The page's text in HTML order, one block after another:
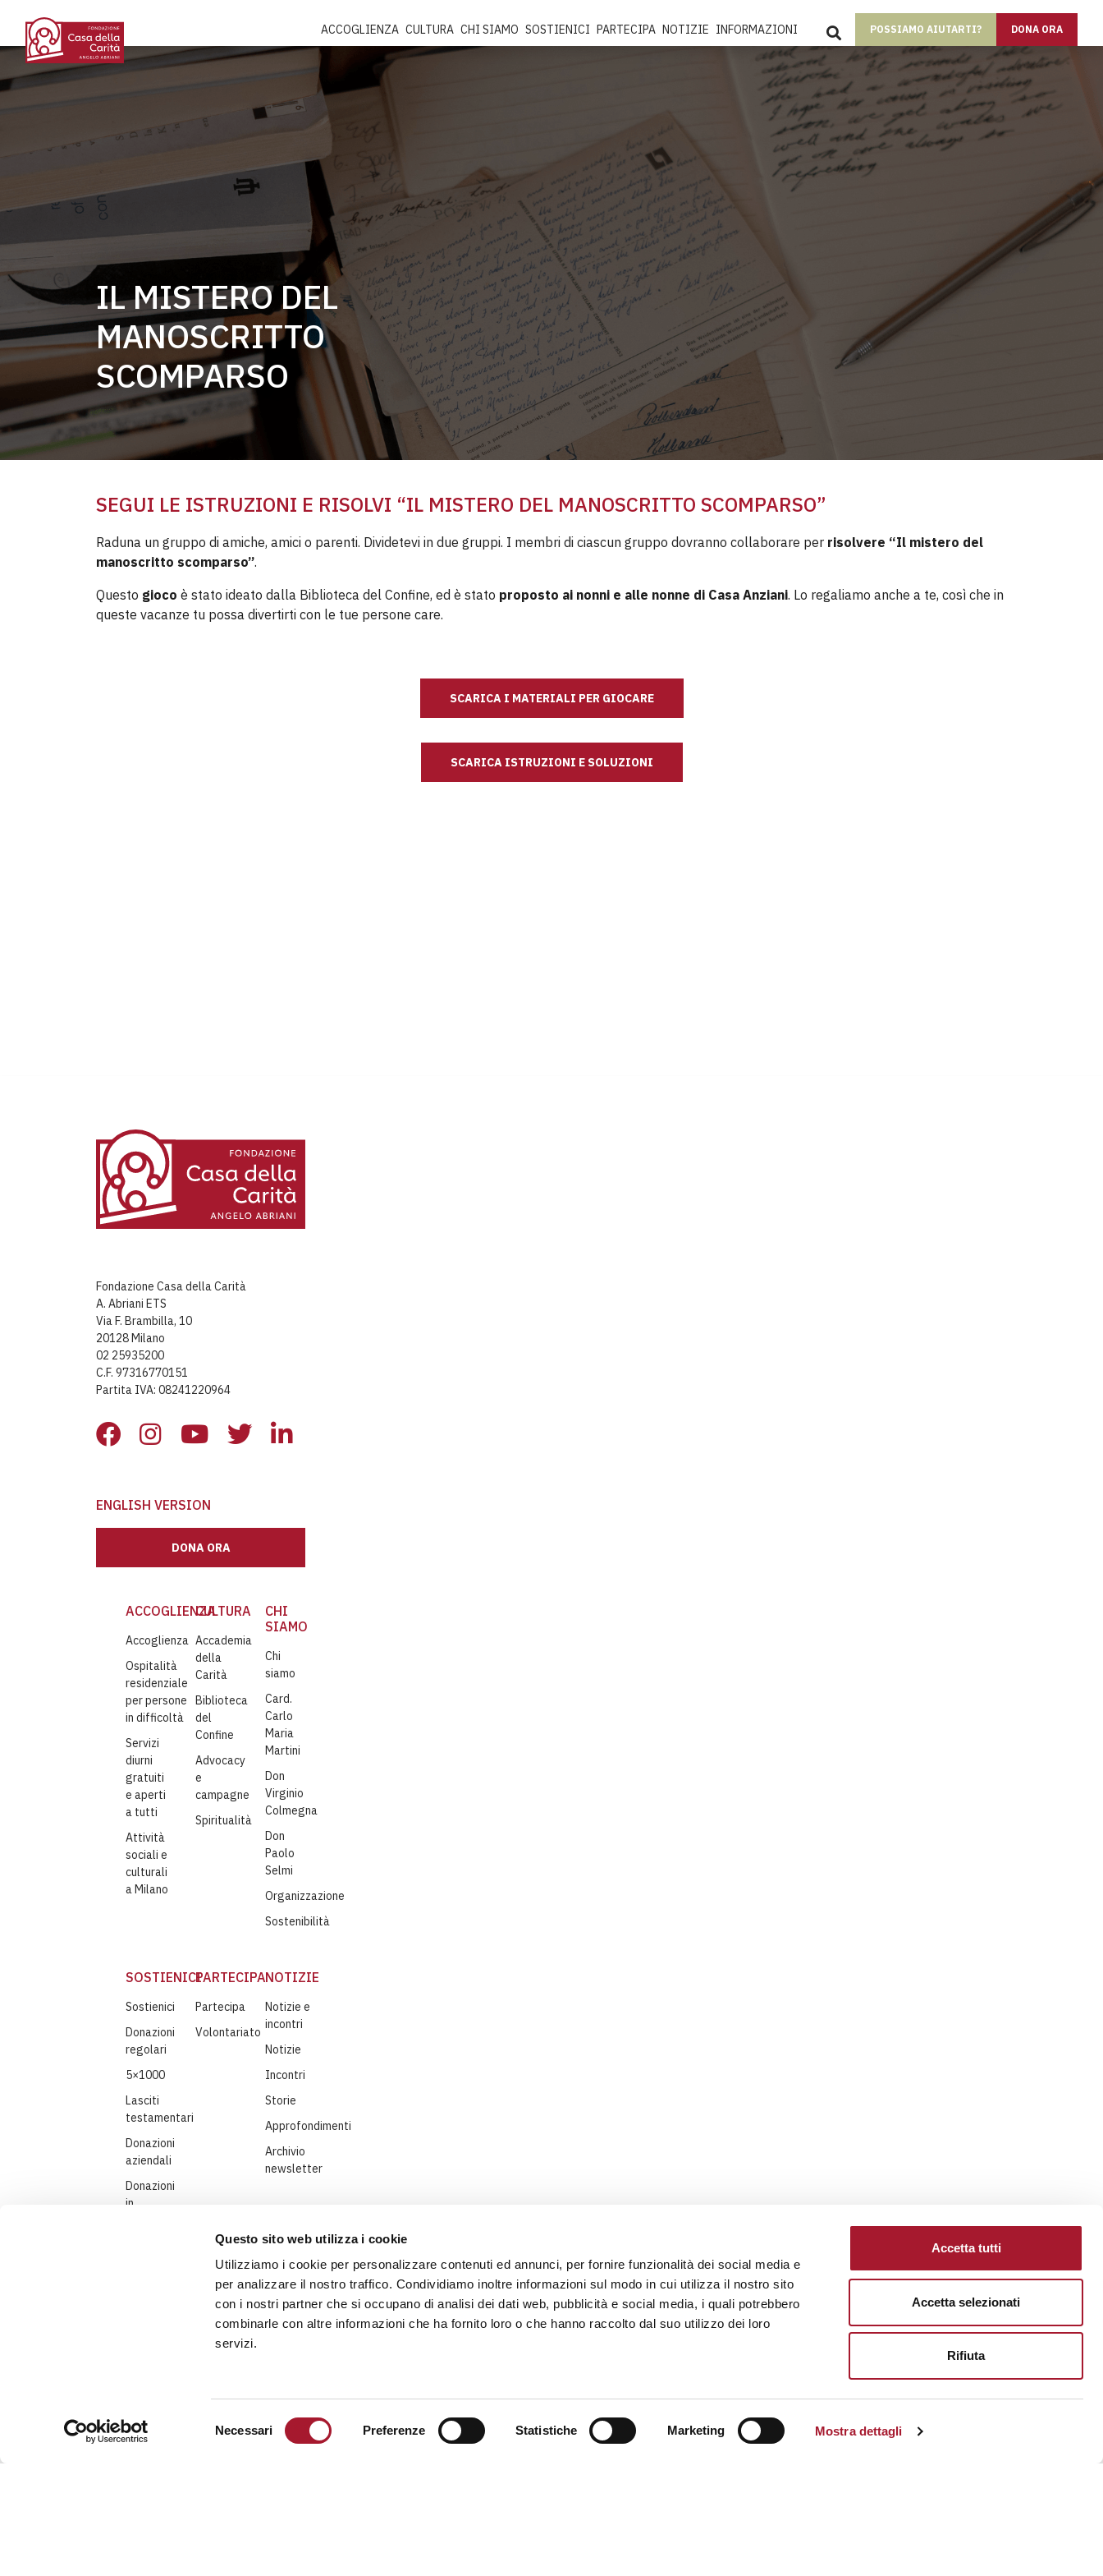
Questo sito web utilizza i cookie
Utilizziamo i cookie per personalizzare contenuti ed annunci, per fornire funzionalità dei social media e
per analizzare il nostro traffico. Condividiamo inoltre informazioni sul modo in cui utilizza il nostro sito
con i nostri partner che si occupano di analisi dei dati web, pubblicità e social media, i quali potrebbero
combinarle con altre informazioni che ha fornito loro o che hanno raccolto dal suo utilizzo dei loro
servizi.
Necessari Preferenze Statistiche Marketing Mostra dettagli
Accetta tutti
Accetta selezionati
Rifiuta
ACCOGLIENZA CULTURA CHI SIAMO SOSTIENICI PARTECIPA NOTIZIE INFORMAZIONI POSSIAMO AIUTARTI? DONA ORA
IL MISTERO DEL
MANOSCRITTO
SCOMPARSO
SEGUI LE ISTRUZIONI E RISOLVI “IL MISTERO DEL MANOSCRITTO SCOMPARSO”
Raduna un gruppo di amiche, amici o parenti. Dividetevi in due gruppi. I membri di ciascun gruppo dovranno collaborare per risolvere “Il mistero del
manoscritto scomparso”.
Questo gioco è stato ideato dalla Biblioteca del Confine, ed è stato proposto ai nonni e alle nonne di Casa Anziani. Lo regaliamo anche a te, così che in
queste vacanze tu possa divertirti con le tue persone care.
SCARICA I MATERIALI PER GIOCARE
SCARICA ISTRUZIONI E SOLUZIONI
Fondazione Casa della Carità
A. Abriani ETS
Via F. Brambilla, 10
20128 Milano
02 25935200
C.F. 97316770151
Partita IVA: 08241220964
ENGLISH VERSION
DONA ORA
ACCOGLIENZA
Accoglienza
Ospitalità
residenziale
per persone
in difficoltà
Servizi
diurni
gratuiti
e aperti
a tutti
Attività
sociali e
culturali
a Milano
CULTURA
Accademia
della
Carità
Biblioteca
del
Confine
Advocacy
e
campagne
Spiritualità
CHI
SIAMO
Chi
siamo
Card.
Carlo
Maria
Martini
Don
Virginio
Colmegna
Don
Paolo
Selmi
Organizzazione
Sostenibilità
SOSTIENICI
Sostienici
Donazioni
regolari
5×1000
Lasciti
testamentari
Donazioni
aziendali
Donazioni
in
PARTECIPA
Partecipa
Volontariato
NOTIZIE
Notizie e
incontri
Notizie
Incontri
Storie
Approfondimenti
Archivio
newsletter
INFORMAZIONI
Trasparenza